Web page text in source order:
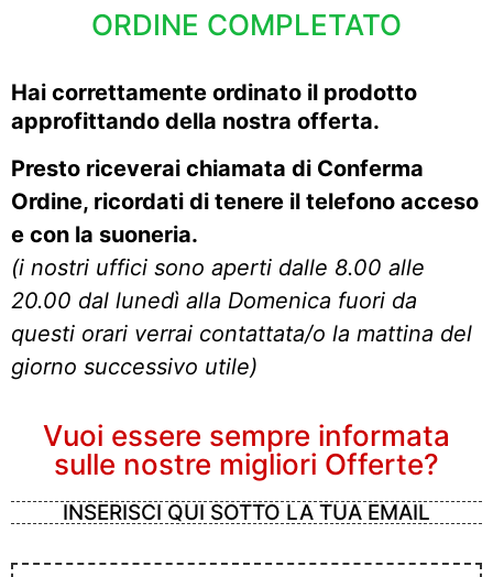
ORDINE COMPLETATO
Hai correttamente ordinato il prodotto
approfittando della nostra offerta.
Presto riceverai chiamata di Conferma
Ordine, ricordati di tenere il telefono acceso
e con la suoneria.
(i nostri uffici sono aperti dalle 8.00 alle
20.00 dal lunedì alla Domenica fuori da
questi orari verrai contattata/o la mattina del
giorno successivo utile)
Vuoi essere sempre informata
sulle nostre migliori Offerte?
INSERISCI QUI SOTTO LA TUA EMAIL